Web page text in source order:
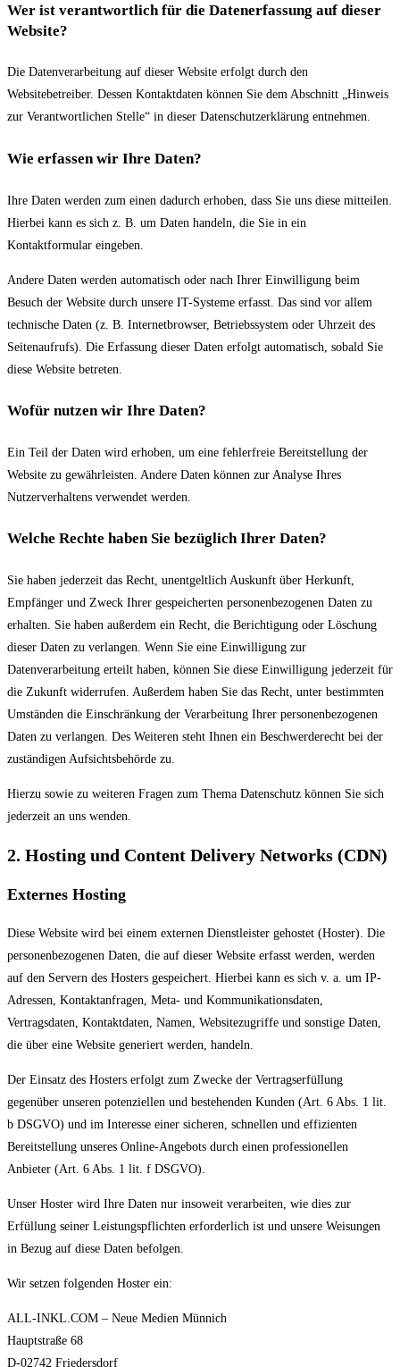
Wer ist verantwortlich für die Datenerfassung auf dieser
Website?
Die Datenverarbeitung auf dieser Website erfolgt durch den
Websitebetreiber. Dessen Kontaktdaten können Sie dem Abschnitt „Hinweis
zur Verantwortlichen Stelle“ in dieser Datenschutzerklärung entnehmen.
Wie erfassen wir Ihre Daten?
Ihre Daten werden zum einen dadurch erhoben, dass Sie uns diese mitteilen.
Hierbei kann es sich z. B. um Daten handeln, die Sie in ein
Kontaktformular eingeben.
Andere Daten werden automatisch oder nach Ihrer Einwilligung beim
Besuch der Website durch unsere IT-Systeme erfasst. Das sind vor allem
technische Daten (z. B. Internetbrowser, Betriebssystem oder Uhrzeit des
Seitenaufrufs). Die Erfassung dieser Daten erfolgt automatisch, sobald Sie
diese Website betreten.
Wofür nutzen wir Ihre Daten?
Ein Teil der Daten wird erhoben, um eine fehlerfreie Bereitstellung der
Website zu gewährleisten. Andere Daten können zur Analyse Ihres
Nutzerverhaltens verwendet werden.
Welche Rechte haben Sie bezüglich Ihrer Daten?
Sie haben jederzeit das Recht, unentgeltlich Auskunft über Herkunft,
Empfänger und Zweck Ihrer gespeicherten personenbezogenen Daten zu
erhalten. Sie haben außerdem ein Recht, die Berichtigung oder Löschung
dieser Daten zu verlangen. Wenn Sie eine Einwilligung zur
Datenverarbeitung erteilt haben, können Sie diese Einwilligung jederzeit für
die Zukunft widerrufen. Außerdem haben Sie das Recht, unter bestimmten
Umständen die Einschränkung der Verarbeitung Ihrer personenbezogenen
Daten zu verlangen. Des Weiteren steht Ihnen ein Beschwerderecht bei der
zuständigen Aufsichtsbehörde zu.
Hierzu sowie zu weiteren Fragen zum Thema Datenschutz können Sie sich
jederzeit an uns wenden.
2. Hosting und Content Delivery Networks (CDN)
Externes Hosting
Diese Website wird bei einem externen Dienstleister gehostet (Hoster). Die
personenbezogenen Daten, die auf dieser Website erfasst werden, werden
auf den Servern des Hosters gespeichert. Hierbei kann es sich v. a. um IP-
Adressen, Kontaktanfragen, Meta- und Kommunikationsdaten,
Vertragsdaten, Kontaktdaten, Namen, Websitezugriffe und sonstige Daten,
die über eine Website generiert werden, handeln.
Der Einsatz des Hosters erfolgt zum Zwecke der Vertragserfüllung
gegenüber unseren potenziellen und bestehenden Kunden (Art. 6 Abs. 1 lit.
b DSGVO) und im Interesse einer sicheren, schnellen und effizienten
Bereitstellung unseres Online-Angebots durch einen professionellen
Anbieter (Art. 6 Abs. 1 lit. f DSGVO).
Unser Hoster wird Ihre Daten nur insoweit verarbeiten, wie dies zur
Erfüllung seiner Leistungspflichten erforderlich ist und unsere Weisungen
in Bezug auf diese Daten befolgen.
Wir setzen folgenden Hoster ein:
ALL-INKL.COM – Neue Medien Münnich
Hauptstraße 68
D-02742 Friedersdorf